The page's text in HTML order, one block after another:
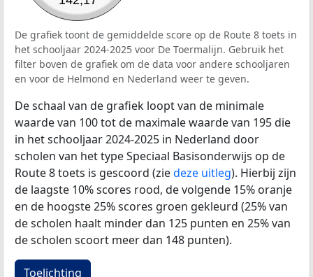
De grafiek toont de gemiddelde score op de Route 8 toets in
het schooljaar 2024-2025 voor De Toermalijn. Gebruik het
filter boven de grafiek om de data voor andere schooljaren
en voor de Helmond en Nederland weer te geven.
De schaal van de grafiek loopt van de minimale
waarde van 100 tot de maximale waarde van 195 die
in het schooljaar 2024-2025 in Nederland door
scholen van het type Speciaal Basisonderwijs op de
Route 8 toets is gescoord (ziedeze uitleg). Hierbij zijn
de laagste 10% scores rood, de volgende 15% oranje
en de hoogste 25% scores groen gekleurd (25% van
de scholen haalt minder dan 125 punten en 25% van
de scholen scoort meer dan 148 punten).
Toelichting